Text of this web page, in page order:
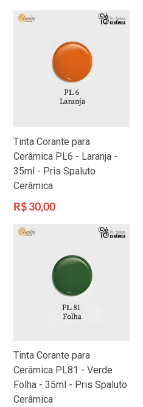
Tinta Corante para
Cerâmica PL6 - Laranja -
35ml - Pris Spaluto
Cerâmica
Preço
R$ 30,00
Tinta Corante para
Cerâmica PL81 - Verde
Folha - 35ml - Pris Spaluto
Cerâmica